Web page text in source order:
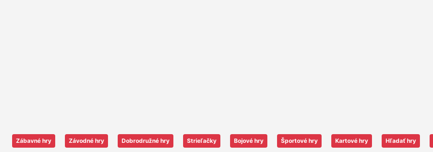
Zábavné hry Závodné hry Dobrodružné hry Strieľačky Bojové hry Športové hry Kartové hry Hľadať hry